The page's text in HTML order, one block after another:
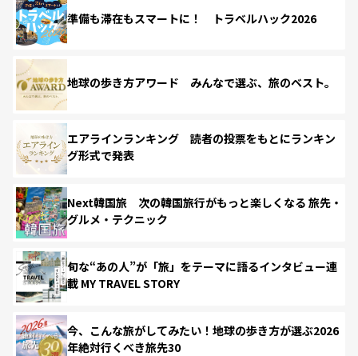
準備も滞在もスマートに！ トラベルハック2026
地球の歩き方アワード みんなで選ぶ、旅のベスト。
エアラインランキング 読者の投票をもとにランキン
グ形式で発表
Next韓国旅 次の韓国旅行がもっと楽しくなる 旅先・
グルメ・テクニック
旬な“あの人”が「旅」をテーマに語るインタビュー連
載 MY TRAVEL STORY
今、こんな旅がしてみたい！地球の歩き方が選ぶ2026
年絶対行くべき旅先30